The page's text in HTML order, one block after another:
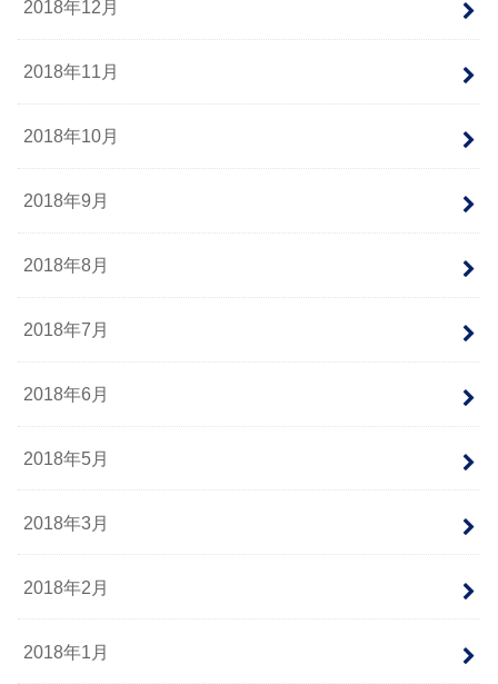
2018年12月
2018年11月
2018年10月
2018年9月
2018年8月
2018年7月
2018年6月
2018年5月
2018年3月
2018年2月
2018年1月